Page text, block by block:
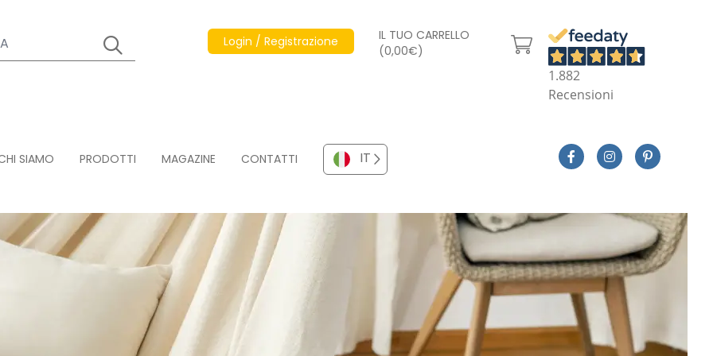
Login / Registrazione
IL TUO CARRELLO
(0,00€)
1.882
Recensioni
SIAMO PRODOTTI MAGAZINE CONTATTI IT